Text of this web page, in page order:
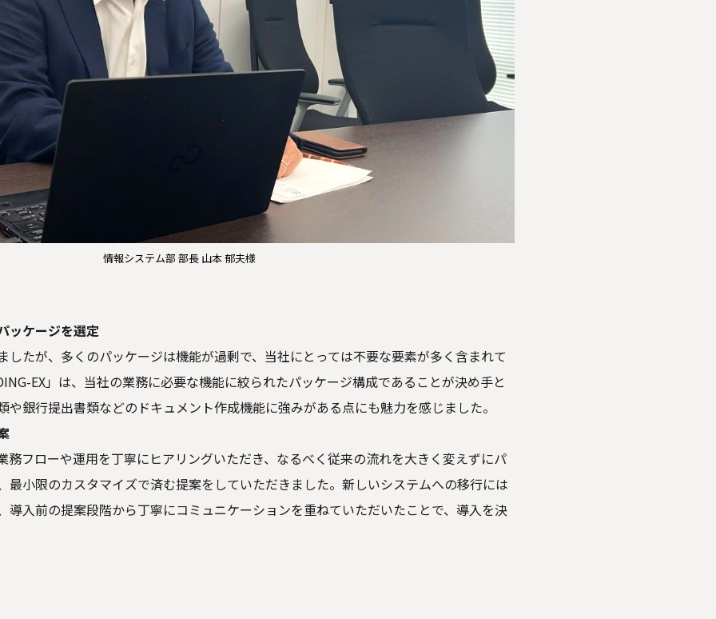
情報システム部 部長 山本 郁夫様
ッケージを選定
したが、多くのパッケージは機能が過剰で、当社にとっては不要な要素が多く含まれて
EX」は、当社の業務に必要な機能に絞られたパッケージ構成であることが決め手と
や銀行提出書類などのドキュメント作成機能に強みがある点にも魅力を感じました。
務フローや運用を丁寧にヒアリングいただき、なるべく従来の流れを大きく変えずにパ
最小限のカスタマイズで済む提案をしていただきました。新しいシステムへの移行には
導入前の提案段階から丁寧にコミュニケーションを重ねていただいたことで、導入を決